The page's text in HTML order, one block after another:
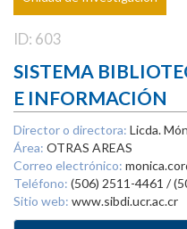
ID: 603
SISTEMA
E INFORMACIÓN
Director o directora: Licda.
Área: OTRAS AREAS
Correo electrónico:
Teléfono: (506) 2511-4461 /
Sitio web: www.sibdi.ucr.ac.cr